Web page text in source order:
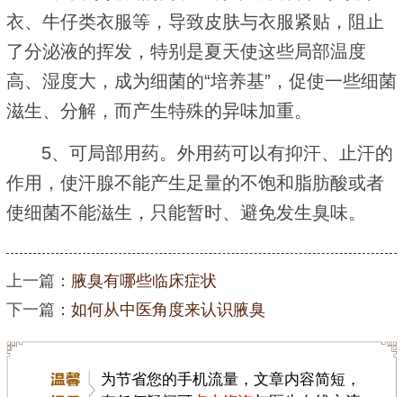
衣、牛仔类衣服等，导致皮肤与衣服紧贴，阻止
了分泌液的挥发，特别是夏天使这些局部温度
高、湿度大，成为细菌的“培养基”，促使一些细菌
滋生、分解，而产生特殊的异味加重。
5、可局部用药。外用药可以有抑汗、止汗的
作用，使汗腺不能产生足量的不饱和脂肪酸或者
使细菌不能滋生，只能暂时、避免发生臭味。
上一篇： 腋臭有哪些临床症状
下一篇： 如何从中医角度来认识腋臭
为节省您的手机流量，文章内容简短，